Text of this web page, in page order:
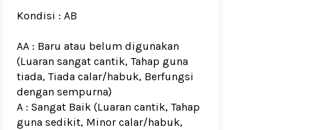
Kondisi : AB
AA : Baru atau belum digunakan
(Luaran sangat cantik, Tahap guna
tiada, Tiada calar/habuk, Berfungsi
dengan sempurna)
A : Sangat Baik (Luaran cantik, Tahap
guna sedikit, Minor calar/habuk,